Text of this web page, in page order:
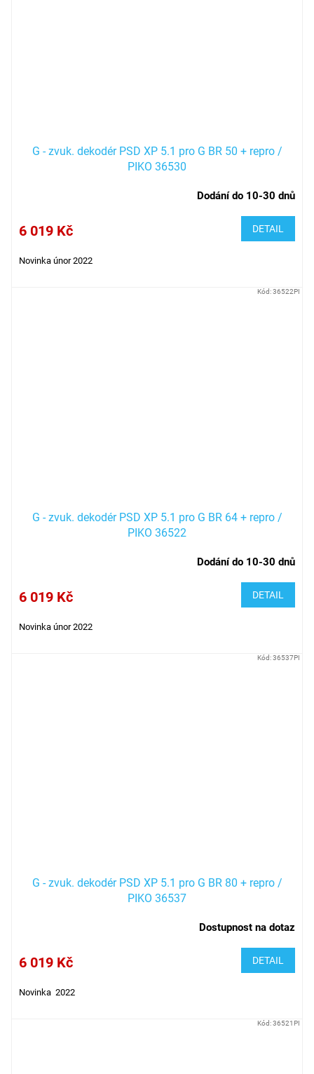
G - zvuk. dekodér PSD XP 5.1 pro G BR 50 + repro /
PIKO 36530
Dodání do 10-30 dnů
6 019 Kč DETAIL
Novinka únor 2022
G - zvuk. dekodér PSD XP 5.1 pro G BR 64 + repro /
PIKO 36522
Dodání do 10-30 dnů
6 019 Kč DETAIL
Novinka únor 2022
Kód:36522PI
G - zvuk. dekodér PSD XP 5.1 pro G BR 80 + repro /
PIKO 36537
Dostupnost na dotaz
6 019 Kč DETAIL
Novinka 2022
Kód:36537PI
Kód:36521PI